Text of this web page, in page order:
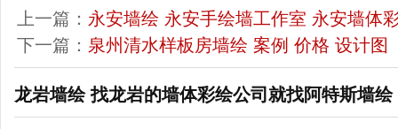
上一篇： 永安墙绘 永安手绘墙工作室 永安墙体
下一篇： 泉州清水样板房墙绘 案例 价格 设计图
龙岩墙绘 找龙岩的墙体彩绘公司就找阿特斯墙